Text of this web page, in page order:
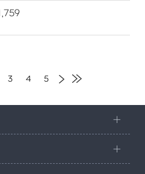
3 4 5